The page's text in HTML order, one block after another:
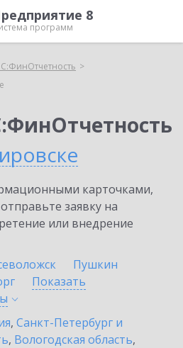
8
программ
карточками,
заявку на
или внедрение
Пушкин
Показать
, Санкт-Петербург и
, Вологодская область,